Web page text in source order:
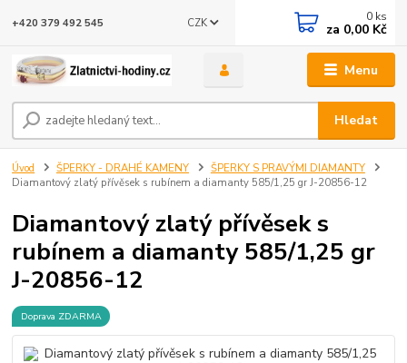
Menu
CZK
Hledat
+420 379 492 545 0 ks
za 0,00 Kč
Úvod ŠPERKY - DRAHÉ KAMENY
ŠPERKY S PRAVÝMI DIAMANTY
Diamantový zlatý přívěsek s rubínem a diamanty 585/1,25 gr J-20856-12
Diamantový zlatý přívěsek s
rubínem a diamanty 585/1,25 gr
J-20856-12
Doprava ZDARMA